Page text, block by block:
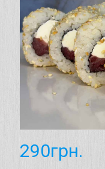
290грн.